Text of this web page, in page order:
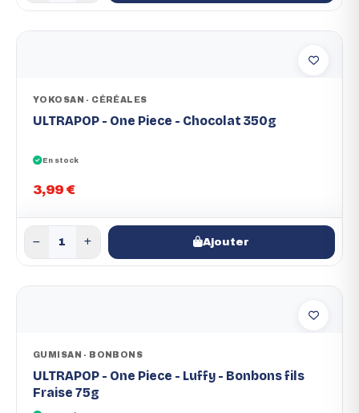
YOKOSAN - CÉRÉALES
ULTRAPOP - One Piece - Chocolat 350g
En stock
3,99 €
Ajouter
GUMISAN - BONBONS
ULTRAPOP - One Piece - Luffy - Bonbons fils
Fraise 75g